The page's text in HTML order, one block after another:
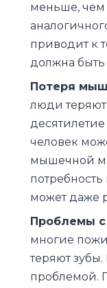
меньше,
приводит к
должна быть
Потеря
люди
десятилетие
человек
мышечной
может даже
Проблемы с
многие
теряют зубы.
проблемой.